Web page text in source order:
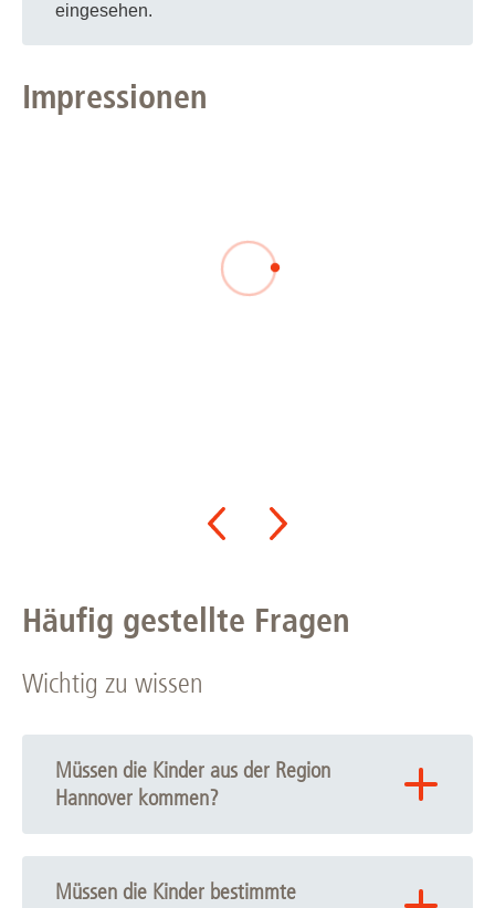
eingesehen.
Impressionen
Häufig gestellte Fragen
Wichtig zu wissen
Müssen die Kinder aus der Region
Hannover kommen?
Müssen die Kinder bestimmte